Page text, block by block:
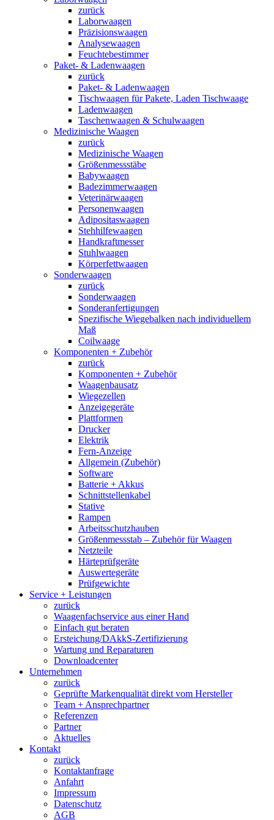
zurück
Laborwaagen
Präzisionswaagen
Analysewaagen
Feuchtebestimmer
Paket- & Ladenwaagen
zurück
Paket- & Ladenwaagen
Tischwaagen für Pakete, Laden Tischwaage
Ladenwaagen
Taschenwaagen & Schulwaagen
Medizinische Waagen
zurück
Medizinische Waagen
Größenmessstäbe
Babywaagen
Badezimmerwaagen
Veterinärwaagen
Personenwaagen
Adipositaswaagen
Stehhilfewaagen
Handkraftmesser
Stuhlwaagen
Körperfettwaagen
Sonderwaagen
zurück
Sonderwaagen
Sonderanfertigungen
Spezifische Wiegebalken nach individuellem
Maß
Coilwaage
Komponenten + Zubehör
zurück
Komponenten + Zubehör
Waagenbausatz
Wiegezellen
Anzeigegeräte
Plattformen
Drucker
Elektrik
Fern-Anzeige
Allgemein (Zubehör)
Software
Batterie + Akkus
Schnittstellenkabel
Stative
Rampen
Arbeitsschutzhauben
Größenmessstab – Zubehör für Waagen
Netzteile
Härteprüfgeräte
Auswertegeräte
Prüfgewichte
Service + Leistungen
zurück
Waagenfachservice aus einer Hand
Einfach gut beraten
Ersteichung/DAkkS-Zertifizierung
Wartung und Reparaturen
Downloadcenter
Unternehmen
zurück
Geprüfte Markenqualität direkt vom Hersteller
Team + Ansprechpartner
Referenzen
Partner
Aktuelles
Kontakt
zurück
Kontaktanfrage
Anfahrt
Impressum
Datenschutz
AGB